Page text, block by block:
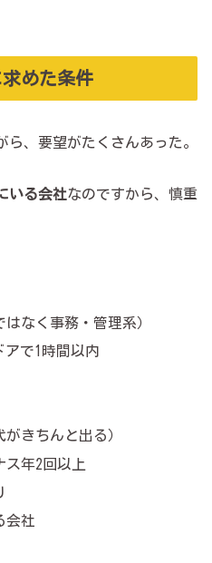
めた条件
、要望がたくさんあった。
いる会社なのですから、慎重
なく事務・管理系）
で1時間以内
きちんと出る）
ス年2回以上
会社